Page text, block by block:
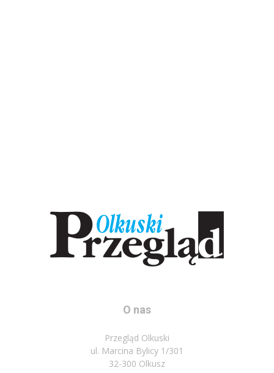
O nas
Przegląd Olkuski
ul. Marcina Bylicy 1/301
32-300 Olkusz